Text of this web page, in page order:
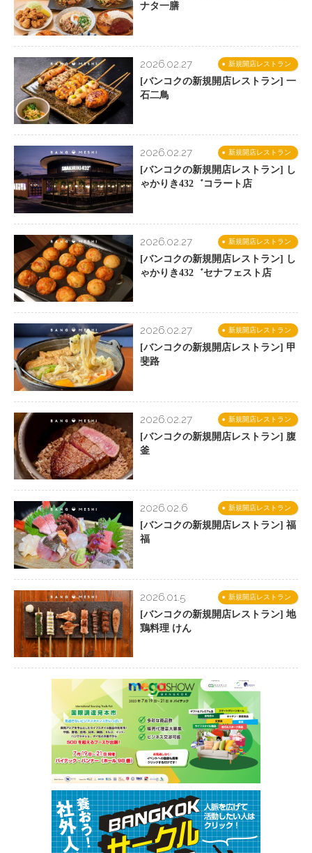
ナタ一膳
新規開店レストラン
2026.02.27
[バンコクの新規開店レストラン] 一
石二鳥
新規開店レストラン
2026.02.27
[バンコクの新規開店レストラン] し
ゃかりき432゛コラート店
新規開店レストラン
2026.02.27
[バンコクの新規開店レストラン] し
ゃかりき432゛セナフェスト店
新規開店レストラン
2026.02.27
[バンコクの新規開店レストラン] 甲
斐路
新規開店レストラン
2026.02.27
[バンコクの新規開店レストラン] 腹
釜
新規開店レストラン
2026.02.6
[バンコクの新規開店レストラン] 福
福
新規開店レストラン
2026.01.5
[バンコクの新規開店レストラン] 地
鶏料理 けん